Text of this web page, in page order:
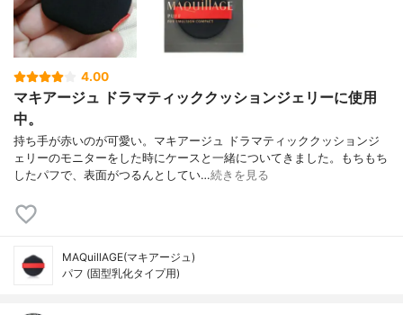
4.00
マキアージュ ドラマティッククッションジェリーに使用
中。
持ち手が赤いのが可愛い。マキアージュ ドラマティッククッションジ
ェリーのモニターをした時にケースと一緒についてきました。もちもち
したパフで、表面がつるんとしてい…続きを見る
MAQuillAGE(マキアージュ)
パフ (固型乳化タイプ用)